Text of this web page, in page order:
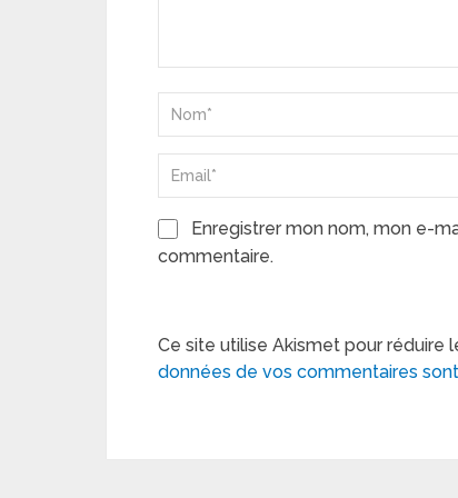
Enregistrer mon nom, mon e-
commentaire.
Ce site utilise Akismet pour réduire
données de vos commentaires